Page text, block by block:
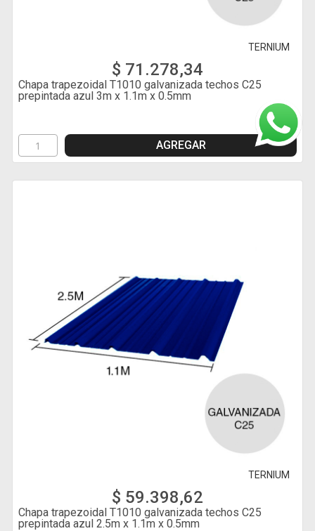
TERNIUM
$ 71.278,34
Chapa trapezoidal T1010 galvanizada techos C25
prepintada azul 3m x 1.1m x 0.5mm
AGREGAR
TERNIUM
$ 59.398,62
Chapa trapezoidal T1010 galvanizada techos C25
prepintada azul 2.5m x 1.1m x 0.5mm